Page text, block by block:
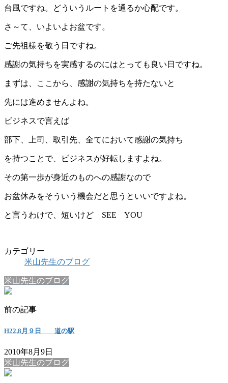
台風ですね。どういうルートを通るか心配です。
さ～て、いよいよお盆です。
ご先祖様を敬う日ですね。
感謝の気持ちを実感するのにはとっても良い日ですね。
まずは、ここから、感謝の気持ちを持たないと
先には進めませんよね。
ビジネスで言えば
部下、上司、取引先、全てにおいて感謝の気持ち
を持つことで、ビジネスが好転しますよね。
その第一歩が身近のものへの感謝なので
お盆休みをそういう機会だと思うといいですよね。
と言うわけで、短いけど SEE YOU
カテゴリー
米山先生のブログ
米山先生のブログ
前の記事
H22,8月９日 道の駅
2010年8月9日
米山先生のブログ